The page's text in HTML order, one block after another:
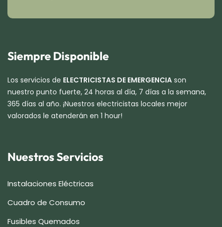
Siempre Disponible
Los servicios de ELECTRICISTAS DE EMERGENCIA son
nuestro punto fuerte, 24 horas al día, 7 días a la semana,
365 días al año. ¡Nuestros electricistas locales mejor
valorados le atenderán en 1 hour!
Nuestros Servicios
Instalaciones Eléctricas
Cuadro de Consumo
Fusibles Quemados